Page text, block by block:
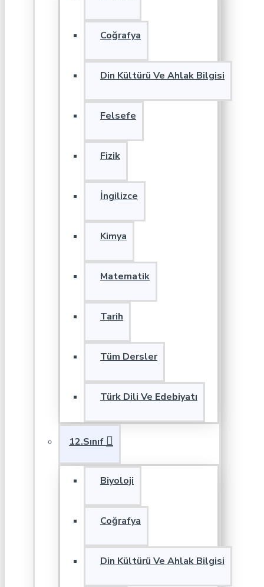
Coğrafya
Din Kültürü Ve Ahlak Bilgisi
Felsefe
Fizik
İngilizce
Kimya
Matematik
Tarih
Tüm Dersler
Türk Dili Ve Edebiyatı
12.Sınıf
Biyoloji
Coğrafya
Din Kültürü Ve Ahlak Bilgisi